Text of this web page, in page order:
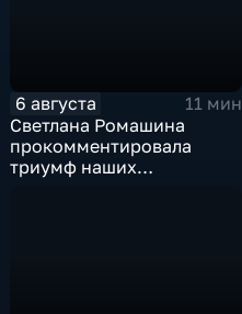
6 августа
11 мин
Светлана Ромашина
прокомментировала
триумф наших